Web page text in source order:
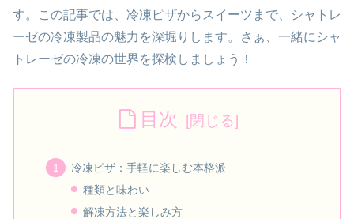
す。この記事では、冷凍ピザからスイーツまで、シャトレ
ーゼの冷凍製品の魅力を深堀りします。さぁ、一緒にシャ
トレーゼの冷凍の世界を探検しましょう！
目次
冷凍ピザ：手軽に楽しむ本格派
種類と味わい
解凍方法と楽しみ方